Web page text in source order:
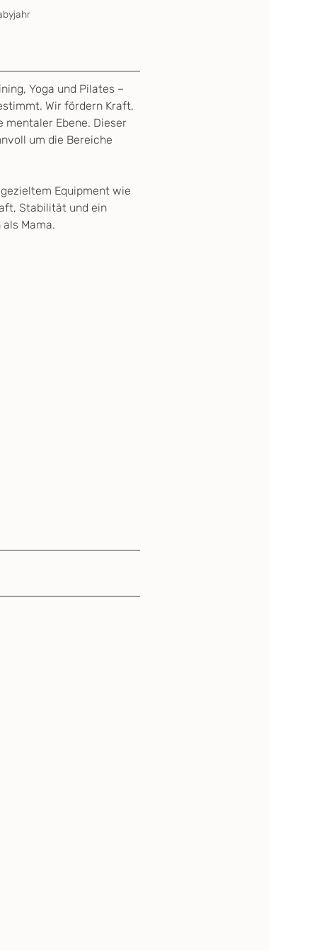
Yoga und Pilates –
Wir fördern Kraft,
mentaler Ebene. Dieser
um die Bereiche
Equipment wie
Stabilität und ein
Mama.